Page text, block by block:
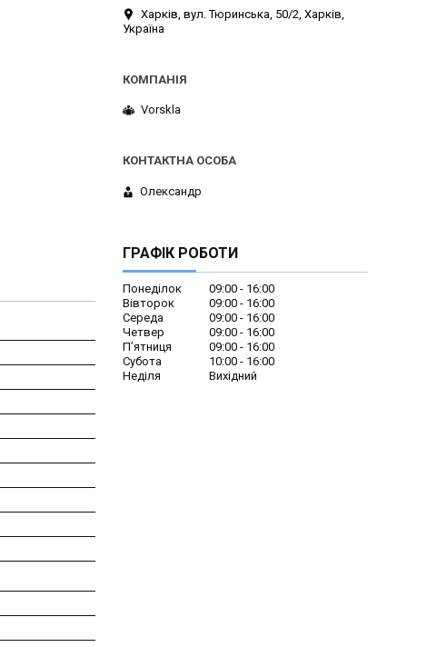
Харків, вул. Тюринська, 50/2, Харків,
Україна
Vorskla
Олександр
ГРАФІК РОБОТИ
Понеділок 09:00
16:00
Вівторок
09:00
16:00
Середа
09:00
16:00
Четвер
09:00
16:00
Пʼятниця
09:00
16:00
Субота
10:00
16:00
Неділя
Вихідний